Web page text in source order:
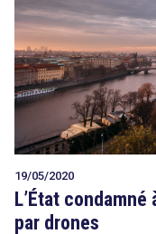
19/05/2020
L’État
par drones